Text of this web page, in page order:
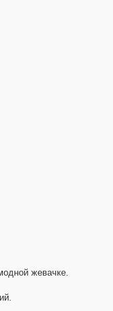
жевачке.